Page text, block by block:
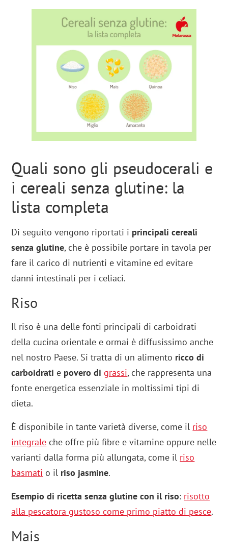
Quali sono gli pseudocerali e
i cereali senza glutine: la
lista completa
Di seguito vengono riportati i principali cereali
senza glutine, che è possibile portare in tavola per
fare il carico di nutrienti e vitamine ed evitare
danni intestinali per i celiaci.
Riso
Il riso è una delle fonti principali di carboidrati
della cucina orientale e ormai è diffusissimo anche
nel nostro Paese. Si tratta di un alimento ricco di
carboidrati e povero digrassi, che rappresenta una
fonte energetica essenziale in moltissimi tipi di
dieta.
È disponibile in tante varietà diverse, come il riso
integrale che offre più fibre e vitamine oppure nelle
varianti dalla forma più allungata, come il riso
basmati o il riso jasmine.
Esempio di ricetta senza glutine con il riso: risotto
alla pescatora gustoso come primo piatto di pesce.
Mais